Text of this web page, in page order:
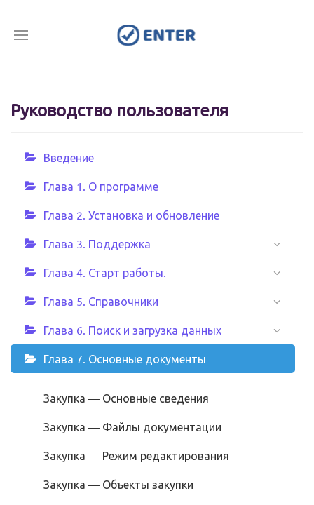
Руководство пользователя
Введение
Глава 1. О программе
Глава 2. Установка и обновление
Глава 3. Поддержка
Глава 4. Старт работы.
Глава 5. Справочники
Глава 6. Поиск и загрузка данных
Глава 7. Основные документы
Закупка — Основные сведения
Закупка — Файлы документации
Закупка — Режим редактирования
Закупка — Объекты закупки